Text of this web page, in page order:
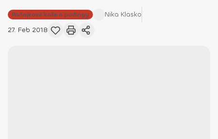
Raňajkové kaše a pudingy Nika Klasko
27. Feb 2018